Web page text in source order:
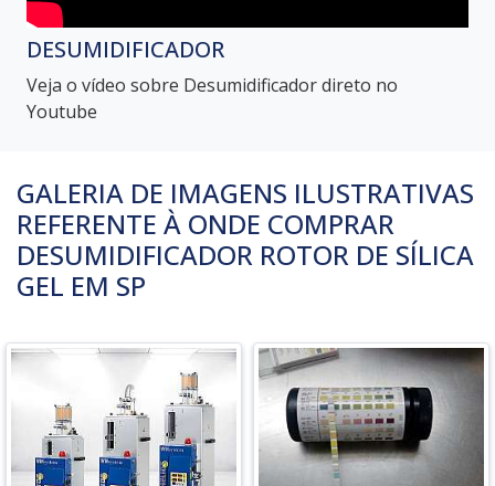
DESUMIDIFICADOR
Veja o vídeo sobre Desumidificador direto no
Youtube
GALERIA DE IMAGENS ILUSTRATIVAS
REFERENTE À ONDE COMPRAR
DESUMIDIFICADOR ROTOR DE SÍLICA
GEL EM SP